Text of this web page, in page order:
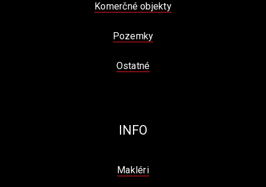
Komerčné objekty
Pozemky
Ostatné
INFO
Makléri